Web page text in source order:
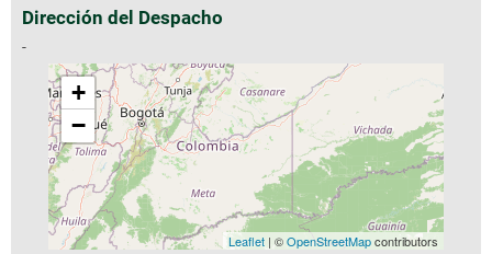
Dirección del Despacho
-
+
−
Leaflet| ©OpenStreetMapcontributors